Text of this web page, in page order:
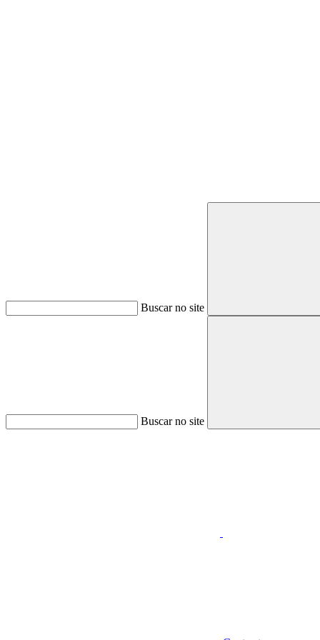
Buscar no site
Buscar no site